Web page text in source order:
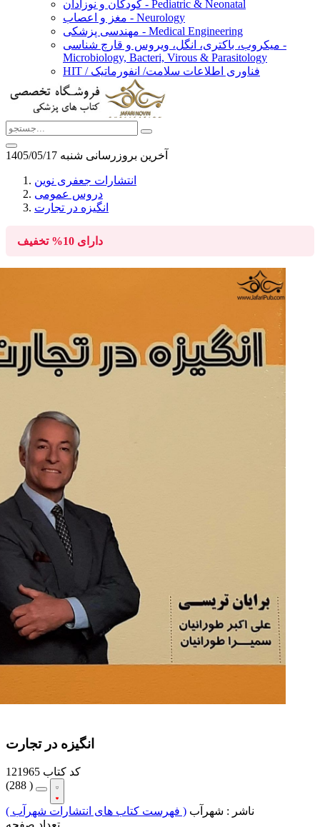
کودکان و نوزادان - Pediatric & Neonatal
مغز و اعصاب - Neurology
مهندسی پزشکی - Medical Engineering
میکروب، باکتری، انگل، ویروس و قارچ شناسی -
Microbiology, Bacteri, Virous & Parasitology
HIT / فناوری اطلاعات سلامت/ انفورماتیک
آخرین بروزرسانی شنبه 1405/05/17
انتشارات جعفری نوین
دروس عمومی
انگیزه در تجارت
دارای 10% تخفیف
انگیزه در تجارت
کد کتاب 121965
(288 )
ناشر : شهرآب ( فهرست کتاب های انتشارات شهرآب )